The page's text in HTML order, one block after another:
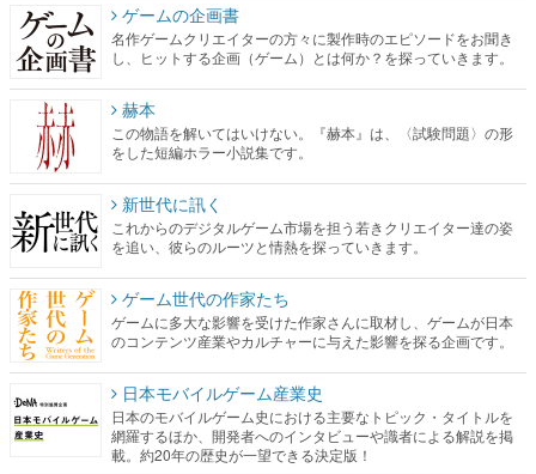
ゲームの企画書
名作ゲームクリエイターの方々に製作時のエピソードをお聞き
し、ヒットする企画（ゲーム）とは何か？を探っていきます。
赫本
この物語を解いてはいけない。『赫本』は、〈試験問題〉の形
をした短編ホラー小説集です。
新世代に訊く
これからのデジタルゲーム市場を担う若きクリエイター達の姿
を追い、彼らのルーツと情熱を探っていきます。
ゲーム世代の作家たち
ゲームに多大な影響を受けた作家さんに取材し、ゲームが日本
のコンテンツ産業やカルチャーに与えた影響を探る企画です。
日本モバイルゲーム産業史
日本のモバイルゲーム史における主要なトピック・タイトルを
網羅するほか、開発者へのインタビューや識者による解説を掲
載。約20年の歴史が一望できる決定版！